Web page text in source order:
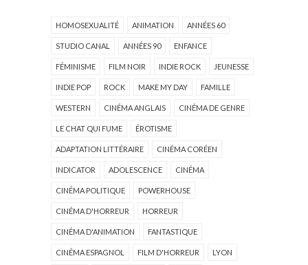
HOMOSEXUALITÉ ANIMATION ANNÉES 60
STUDIO CANAL ANNÉES 90 ENFANCE
FÉMINISME FILM NOIR INDIE ROCK JEUNESSE
INDIE POP ROCK MAKE MY DAY FAMILLE
WESTERN CINÉMA ANGLAIS CINÉMA DE GENRE
LE CHAT QUI FUME ÉROTISME
ADAPTATION LITTÉRAIRE CINÉMA CORÉEN
INDICATOR ADOLESCENCE CINÉMA
CINÉMA POLITIQUE POWERHOUSE
CINÉMA D'HORREUR HORREUR
CINÉMA D'ANIMATION FANTASTIQUE
CINÉMA ESPAGNOL FILM D'HORREUR LYON